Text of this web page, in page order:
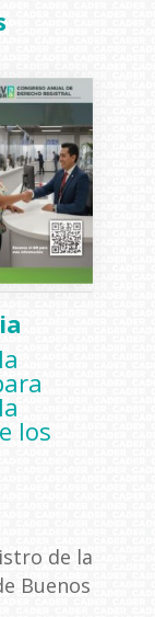
los
de la
Buenos